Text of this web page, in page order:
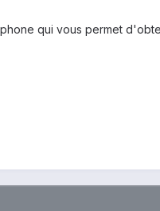
qui vous permet